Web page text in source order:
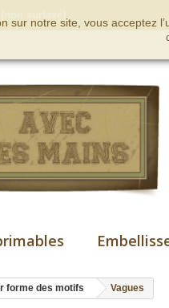
forme des motifs Vagues
sur notre site, vous acceptez